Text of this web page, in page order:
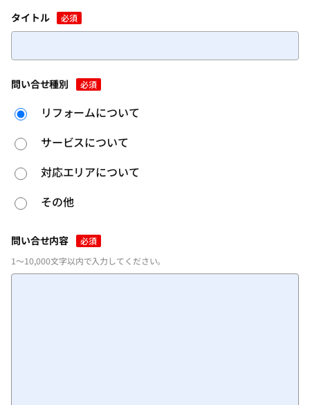
タイトル 必須
問い合せ種別 必須
リフォームについて
サービスについて
対応エリアについて
その他
問い合せ内容
必須
1～10,000文字以内で入力してください。